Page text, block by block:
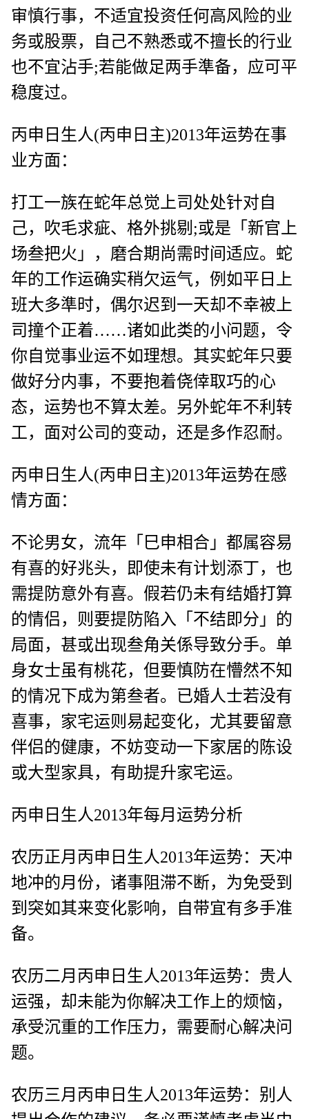
审慎行事，不适宜投资任何高风险的业
务或股票，自己不熟悉或不擅长的行业
也不宜沾手;若能做足两手準备，应可平
稳度过。
丙申日生人(丙申日主)2013年运势在事
业方面：
打工一族在蛇年总觉上司处处针对自
己，吹毛求疵、格外挑剔;或是「新官上
场叁把火」，磨合期尚需时间适应。蛇
年的工作运确实稍欠运气，例如平日上
班大多準时，偶尔迟到一天却不幸被上
司撞个正着……诸如此类的小问题，令
你自觉事业运不如理想。其实蛇年只要
做好分内事，不要抱着侥倖取巧的心
态，运势也不算太差。另外蛇年不利转
工，面对公司的变动，还是多作忍耐。
丙申日生人(丙申日主)2013年运势在感
情方面：
不论男女，流年「巳申相合」都属容易
有喜的好兆头，即使未有计划添丁，也
需提防意外有喜。假若仍未有结婚打算
的情侣，则要提防陷入「不结即分」的
局面，甚或出现叁角关係导致分手。单
身女士虽有桃花，但要慎防在懵然不知
的情况下成为第叁者。已婚人士若没有
喜事，家宅运则易起变化，尤其要留意
伴侣的健康，不妨变动一下家居的陈设
或大型家具，有助提升家宅运。
丙申日生人2013年每月运势分析
农历正月丙申日生人2013年运势：天冲
地冲的月份，诸事阻滞不断，为免受到
到突如其来变化影响，自带宜有多手准
备。
农历二月丙申日生人2013年运势：贵人
运强，却未能为你解决工作上的烦恼，
承受沉重的工作压力，需要耐心解决问
题。
农历三月丙申日生人2013年运势：别人